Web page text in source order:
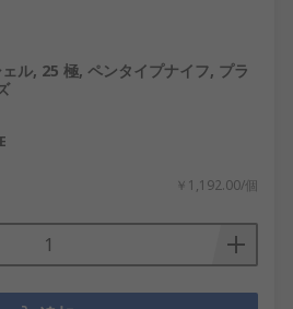
ル, 25 極, ペンタイプナイフ, プラ
￥1,192.00/個